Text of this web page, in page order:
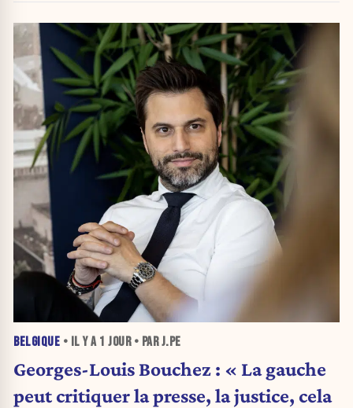
BELGIQUE • IL Y A 1 JOUR• PAR J.PE
Georges-Louis Bouchez : « La gauche
peut critiquer la presse, la justice, cela